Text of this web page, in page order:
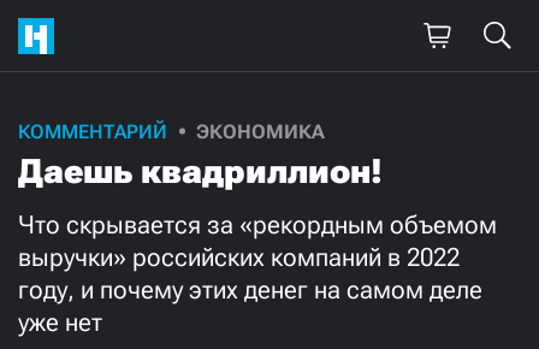
КОММЕНТАРИЙ ЭКОНОМИКА
Даешь квадриллион!
Что скрывается за «рекордным объемом
выручки» российских компаний в 2022
году, и почему этих денег на самом деле
уже нет
Поддержите
нашу работу!
Ежемесячно Разово
3000 1000